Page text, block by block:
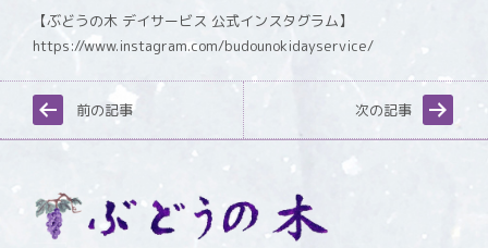
【ぶどうの木 デイサービス 公式インスタグラム】
https://www.instagram.com/budounokidayservice/
前の記事 次の記事